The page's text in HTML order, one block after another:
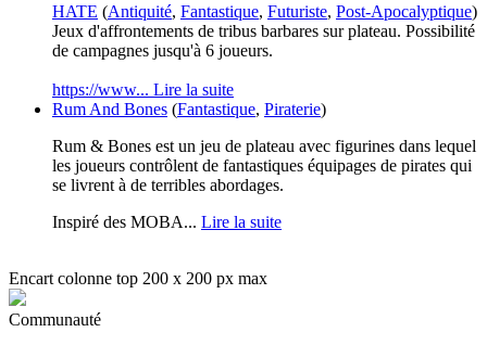
HATE (Antiquité, Fantastique, Futuriste, Post-Apocalyptique)
Jeux d'affrontements de tribus barbares sur plateau. Possibilité
de campagnes jusqu'à 6 joueurs.
https://www... Lire la suite
Rum And Bones (Fantastique, Piraterie)
Rum & Bones est un jeu de plateau avec figurines dans lequel
les joueurs contrôlent de fantastiques équipages de pirates qui
se livrent à de terribles abordages.
Inspiré des MOBA... Lire la suite
Encart colonne top 200 x 200 px max
Communauté